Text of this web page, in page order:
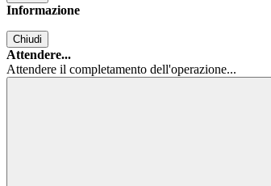
Informazione
Chiudi
Attendere...
Attendere il completamento dell'operazione...